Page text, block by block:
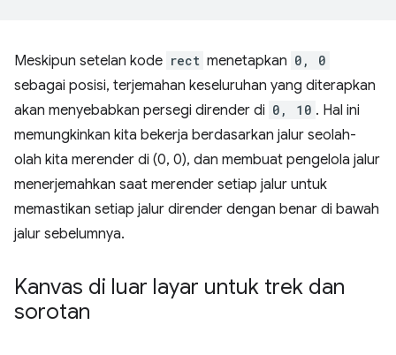
Meskipun setelan kode rect menetapkan 0, 0
sebagai posisi, terjemahan keseluruhan yang diterapkan
akan menyebabkan persegi dirender di 0, 10 . Hal ini
memungkinkan kita bekerja berdasarkan jalur seolah-
olah kita merender di (0, 0), dan membuat pengelola jalur
menerjemahkan saat merender setiap jalur untuk
memastikan setiap jalur dirender dengan benar di bawah
jalur sebelumnya.
Kanvas di luar layar untuk trek dan
sorotan